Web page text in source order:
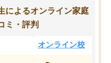
によるオンライン家庭
ミ・評判
オンライン校